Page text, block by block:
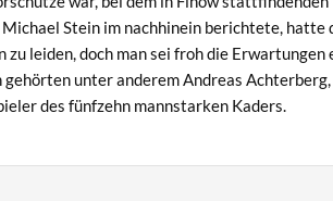
Stein im nachhinein berichtete, hatte
zu leiden, doch man sei froh die Erwartungen
unter anderem Andreas Achterberg,
des fünfzehn mannstarken Kaders.